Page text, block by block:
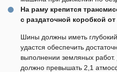
На раму крепится
с раздаточной коробкой
Шины должны иметь
удастся обеспечить
выполнении земляных
должно превышать 2,1